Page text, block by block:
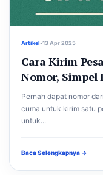
Artikel•13 Apr 2025
Cara Kirim
Nomor, Simpel
Pernah dapat nomor
cuma untuk kirim satu
untuk...
Baca Selengkapnya →